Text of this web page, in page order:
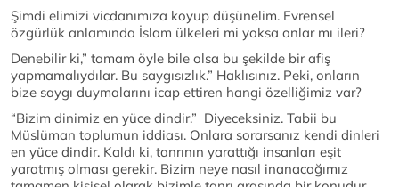
Şimdi elimizi vicdanımıza koyup düşünelim. Evrensel
özgürlük anlamında İslam ülkeleri mi yoksa onlar mı ileri?
Denebilir ki,” tamam öyle bile olsa bu şekilde bir afiş
yapmamalıydılar. Bu saygısızlık.” Haklısınız. Peki, onların
bize saygı duymalarını icap ettiren hangi özelliğimiz var?
“Bizim dinimiz en yüce dindir.” Diyeceksiniz. Tabii bu
Müslüman toplumun iddiası. Onlara sorarsanız kendi dinleri
en yüce dindir. Kaldı ki, tanrının yarattığı insanları eşit
yaratmış olması gerekir. Bizim neye nasıl inanacağımız